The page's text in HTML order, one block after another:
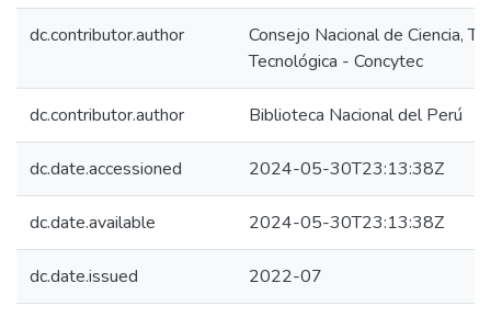
dc.contributor.author
Consejo Nacional de Ciencia,
Tecnológica - Concytec
dc.contributor.author Biblioteca Nacional del Perú
dc.date.accessioned 2024-05-30T23:13:38Z
dc.date.available 2024-05-30T23:13:38Z
dc.date.issued 2022-07